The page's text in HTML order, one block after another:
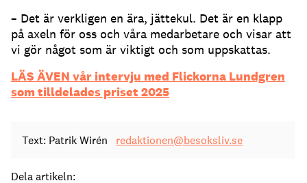
– Det är verkligen en ära, jättekul. Det är en klapp
på axeln för oss och våra medarbetare och visar att
vi gör något som är viktigt och som uppskattas.
LÄS ÄVEN vår intervju med Flickorna Lundgren
som tilldelades priset 2025
Text: Patrik Wirén redaktionen@besoksliv.se
Dela artikeln: